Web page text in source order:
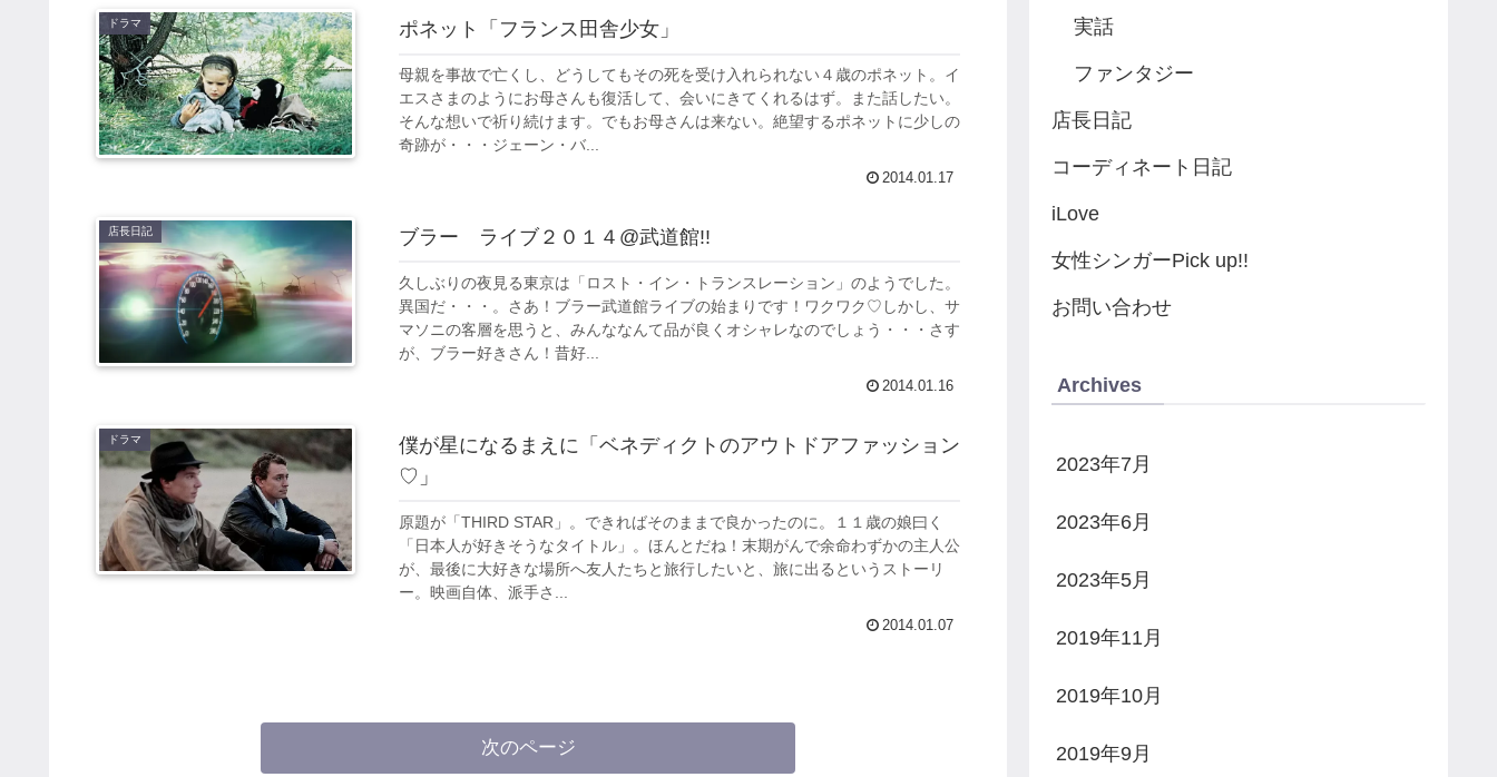
ドラマ ポネット「フランス田舎少女」
母親を事故で亡くし、どうしてもその死を受け入れられない４歳のポネット。イ
エスさまのようにお母さんも復活して、会いにきてくれるはず。また話したい。
そんな想いで祈り続けます。でもお母さんは来ない。絶望するポネットに少しの
奇跡が・・・ジェーン・バ...
2014.01.17
店長日記 ブラー ライブ２０１４@武道館!!
久しぶりの夜見る東京は「ロスト・イン・トランスレーション」のようでした。
異国だ・・・。さあ！ブラー武道館ライブの始まりです！ワクワク♡しかし、サ
マソニの客層を思うと、みんななんて品が良くオシャレなのでしょう・・・さす
が、ブラー好きさん！昔好...
2014.01.16
ドラマ
僕が星になるまえに「ベネディクトのアウトドアファッション
♡」
原題が「THIRD STAR」。できればそのままで良かったのに。１１歳の娘曰く
「日本人が好きそうなタイトル」。ほんとだね！末期がんで余命わずかの主人公
が、最後に大好きな場所へ友人たちと旅行したいと、旅に出るというストーリ
ー。映画自体、派手さ...
2014.01.07
次のページ
実話
ファンタジー
店長日記
コーディネート日記
iLove
女性シンガーPick up!!
お問い合わせ
Archives
2023年7月
2023年6月
2023年5月
2019年11月
2019年10月
2019年9月